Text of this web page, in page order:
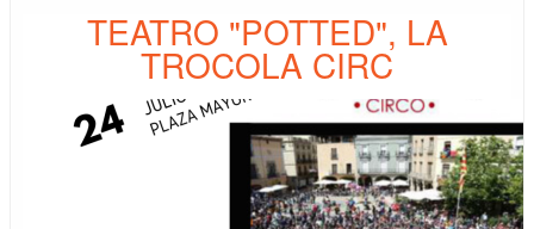
TEATRO "POTTED", LA
TROCOLA CIRC